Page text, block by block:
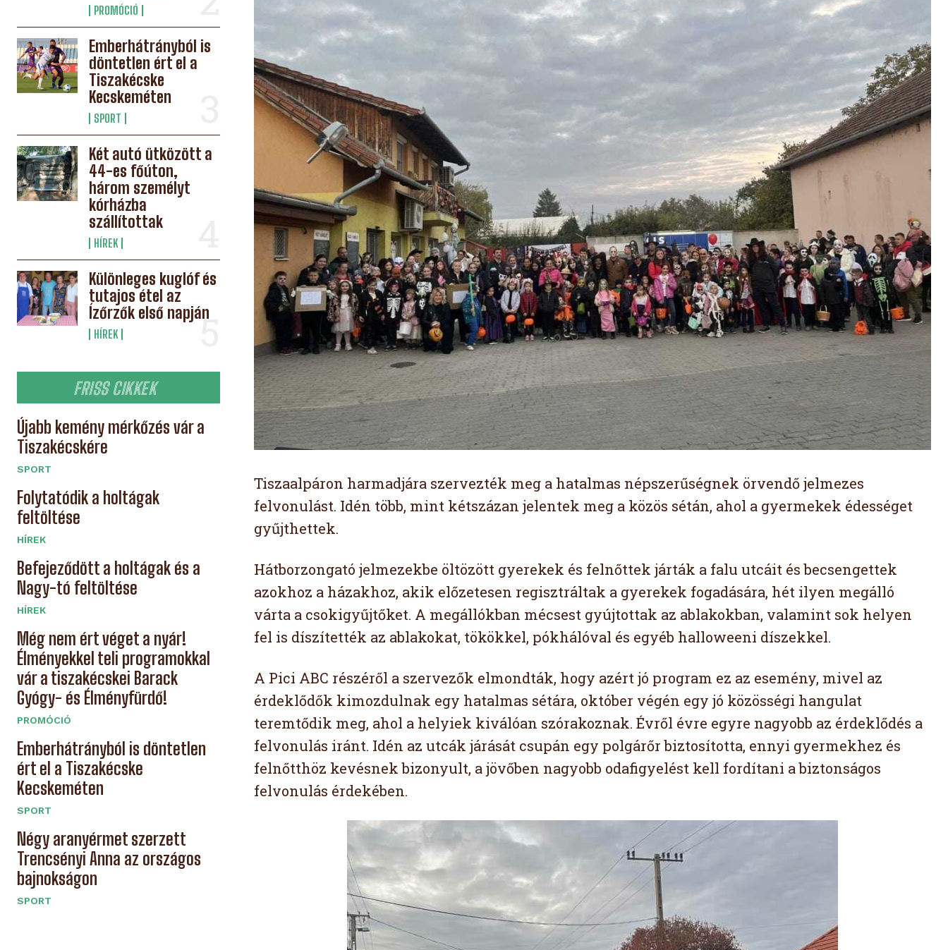
PROMÓCIÓ
Emberhátrányból is
döntetlen ért el a
Tiszakécske
Kecskeméten
SPORT
Két autó ütközött a
44-es főúton,
három személyt
kórházba
szállítottak
HÍREK
Különleges kuglóf és
tutajos étel az
Ízőrzők első napján
HÍREK
FRISS CIKKEK
Újabb kemény mérkőzés vár a
Tiszakécskére
SPORT
Folytatódik a holtágak
feltöltése
HÍREK
Befejeződött a holtágak és a
Nagy-tó feltöltése
HÍREK
Még nem ért véget a nyár!
Élményekkel teli programokkal
vár a tiszakécskei Barack
Gyógy- és Élményfürdő!
PROMÓCIÓ
Emberhátrányból is döntetlen
ért el a Tiszakécske
Kecskeméten
SPORT
Négy aranyérmet szerzett
Trencsényi Anna az országos
bajnokságon
SPORT
Tiszaalpáron harmadjára szervezték meg a hatalmas népszerűségnek örvendő jelmezes
felvonulást. Idén több, mint kétszázan jelentek meg a közös sétán, ahol a gyermekek édességet
gyűjthettek.
Hátborzongató jelmezekbe öltözött gyerekek és felnőttek járták a falu utcáit és becsengettek
azokhoz a házakhoz, akik előzetesen regisztráltak a gyerekek fogadására, hét ilyen megálló
várta a csokigyűjtőket. A megállókban mécsest gyújtottak az ablakokban, valamint sok helyen
fel is díszítették az ablakokat, tökökkel, pókhálóval és egyéb halloweeni díszekkel.
A Pici ABC részéről a szervezők elmondták, hogy azért jó program ez az esemény, mivel az
érdeklődők kimozdulnak egy hatalmas sétára, október végén egy jó közösségi hangulat
teremtődik meg, ahol a helyiek kiválóan szórakoznak. Évről évre egyre nagyobb az érdeklődés a
felvonulás iránt. Idén az utcák járását csupán egy polgárőr biztosította, ennyi gyermekhez és
felnőtthöz kevésnek bizonyult, a jövőben nagyobb odafigyelést kell fordítani a biztonságos
felvonulás érdekében.